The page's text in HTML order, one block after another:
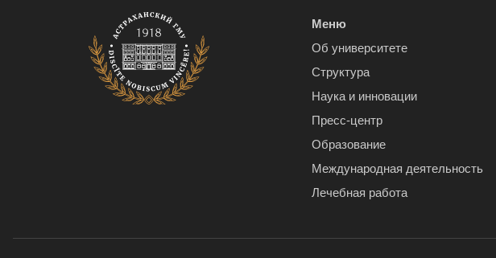
Меню
Об университете
Структура
Наука и инновации
Пресс-центр
Образование
Международная деятельность
Лечебная работа